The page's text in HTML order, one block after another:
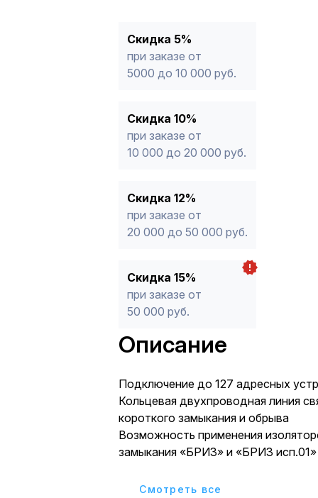
* -Для заказов, состоящих
продукции, максимальная скидка
Скидка 5%
при заказе от
5000 до 10 000 руб.
Скидка 10%
при заказе от
10 000 до 20 000 руб.
Скидка 12%
при заказе от
20 000 до 50 000 руб.
Скидка 15%
при заказе от
50 000 руб.
Описание
Подключение до 127 адресных
Кольцевая двухпроводная линия
короткого замыкания и обрыва
Возможность применения
замыкания «БРИЗ» и «БРИЗ исп.01»
Питание подключенных адресных
Cмотреть все